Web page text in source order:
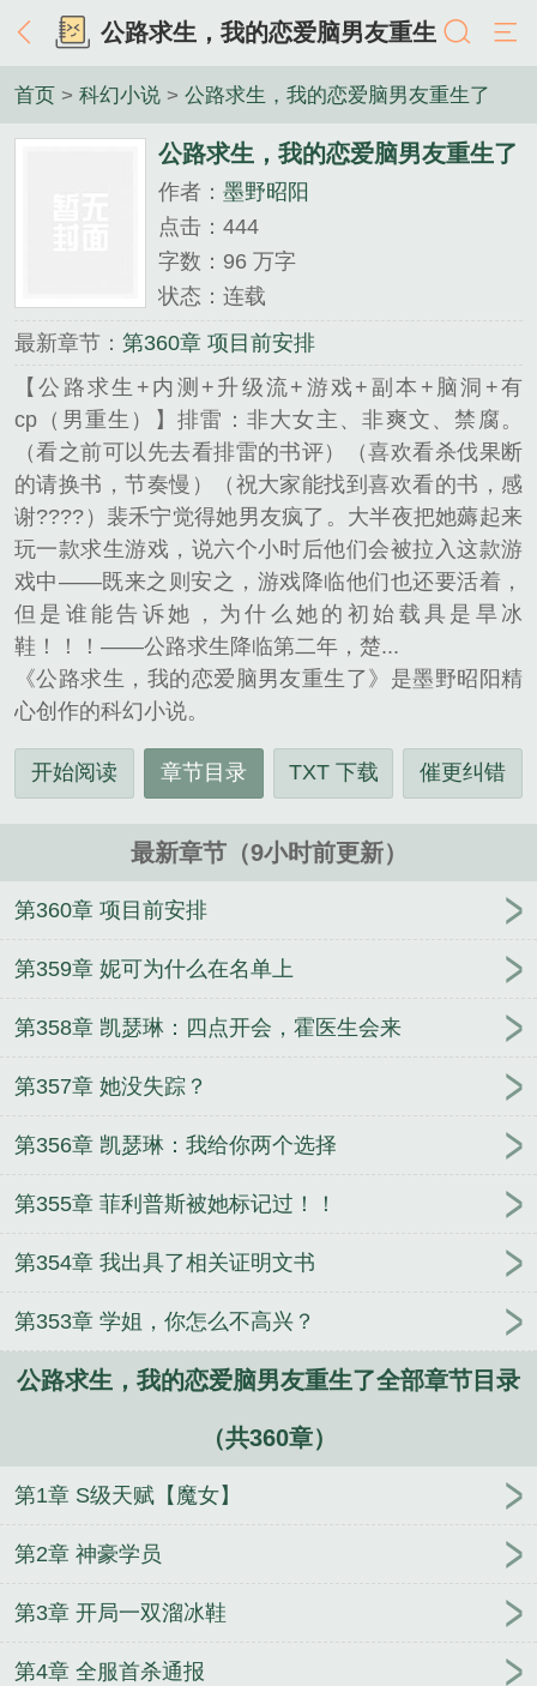
公路求生，我的恋爱脑男友重生
首页 > 科幻小说 > 公路求生，我的恋爱脑男友重生了
公路求生，我的恋爱脑男友重生了
作者： 墨野昭阳
点击：444
字数：96 万字
状态：连载
最新章节： 第360章 项目前安排
【公路求生+内测+升级流+游戏+副本+脑洞+有
cp（男重生）】排雷：非大女主、非爽文、禁腐。
（看之前可以先去看排雷的书评）（喜欢看杀伐果断
的请换书，节奏慢）（祝大家能找到喜欢看的书，感
谢????）裴禾宁觉得她男友疯了。大半夜把她薅起来
玩一款求生游戏，说六个小时后他们会被拉入这款游
戏中——既来之则安之，游戏降临他们也还要活着，
但是谁能告诉她，为什么她的初始载具是旱冰
鞋！！！——公路求生降临第二年，楚...
《公路求生，我的恋爱脑男友重生了》是墨野昭阳精
心创作的科幻小说。
开始阅读 章节目录 TXT 下载 催更纠错
最新章节（9小时前更新）
第360章 项目前安排
第359章 妮可为什么在名单上
第358章 凯瑟琳：四点开会，霍医生会来
第357章 她没失踪？
第356章 凯瑟琳：我给你两个选择
第355章 菲利普斯被她标记过！！
第354章 我出具了相关证明文书
第353章 学姐，你怎么不高兴？
公路求生，我的恋爱脑男友重生了全部章节目录
（共360章）
第1章 S级天赋【魔女】
第2章 神豪学员
第3章 开局一双溜冰鞋
第4章 全服首杀通报